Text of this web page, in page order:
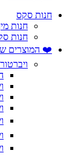
חנות סקס
חנות
חנות
❤️ המוצרים